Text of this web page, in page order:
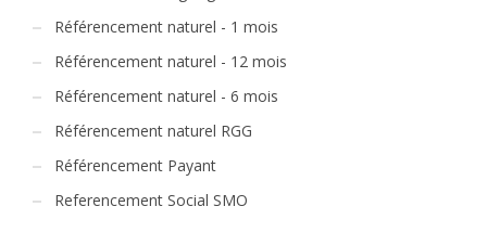
Référencement naturel - 1 mois
Référencement naturel - 12 mois
Référencement naturel - 6 mois
Référencement naturel RGG
Référencement Payant
Referencement Social SMO